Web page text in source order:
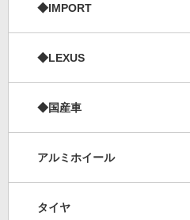
◆IMPORT
◆LEXUS
◆国産車
アルミホイール
タイヤ